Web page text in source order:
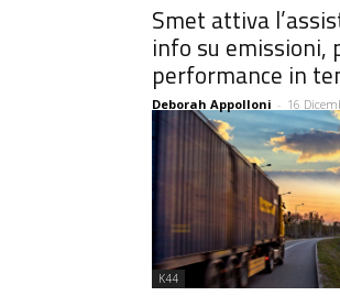
Smet attiva
info su emissioni,
performance in
Deborah Appolloni - 16
K44